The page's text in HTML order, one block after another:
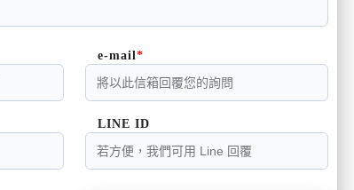
e-mail
LINE ID